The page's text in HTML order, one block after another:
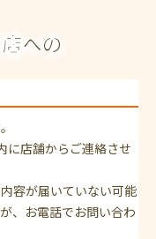
への
に店舗からご連絡させ
容が届いていない可能
、お電話でお問い合わ